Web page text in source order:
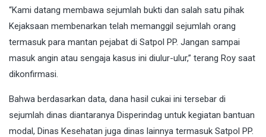
“Kami datang membawa sejumlah bukti dan salah satu pihak
Kejaksaan membenarkan telah memanggil sejumlah orang
termasuk para mantan pejabat di Satpol PP. Jangan sampai
masuk angin atau sengaja kasus ini diulur-ulur,” terang Roy saat
dikonfirmasi.
Bahwa berdasarkan data, dana hasil cukai ini tersebar di
sejumlah dinas diantaranya Disperindag untuk kegiatan bantuan
modal, Dinas Kesehatan juga dinas lainnya termasuk Satpol PP.